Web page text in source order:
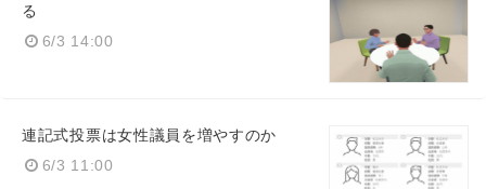
る
6/3 14:00
連記式投票は女性議員を増やすのか
6/3 11:00